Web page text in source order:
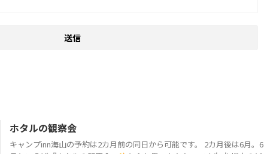
ホタルの観察会
キャンプinn海山の予約は2カ月前の同日から可能です。 2カ月後は6月。6